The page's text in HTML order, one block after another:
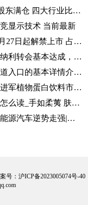
观察：A股质押“群像”：63家公司大股东满仓 四大行业比例大降
显示技术 当前最新
亚香股份：2303.62万股限售股将于6月27日起解禁上市 占公司总股本的28.51%
意甲媒体透露：米兰与纽卡斯尔就托纳利转会基本达成，球员已答应 环球新资讯
青岛海底隧道入口（关于青岛海底隧道入口的基本详情介绍）
第二增长曲线蓄势待发！欢乐家强势进军植物蛋白饮料市场 今日热讯
手如柔荑肤如凝脂领如蝤蛴齿如瓠犀怎么读_手如柔荑 肤如凝脂 领如蝤蛴 齿如瓠犀 螓首蛾眉 巧笑倩兮 美
智通港股解盘 | 医药、AI遭遇利空 新能源汽车逆势走强|环球播资讯
号： 沪ICP备2023005074号-40